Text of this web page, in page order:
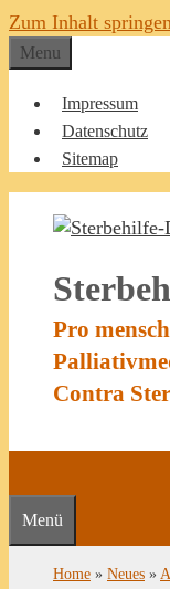
Zum Inhalt
Menu
Impressum
Datenschutz
Sitemap
Pro
Contra
Menü
Home » Neues »